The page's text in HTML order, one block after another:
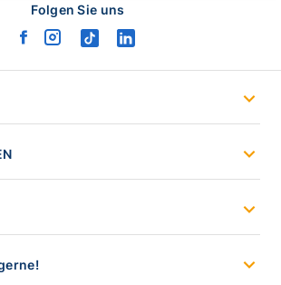
Folgen Sie uns
facebook
instagram
tiktoklinkedin